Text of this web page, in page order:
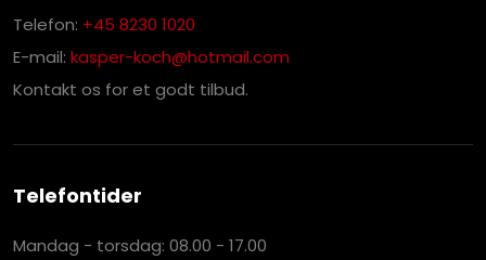
Telefon: +45 8230 1020
E-mail: kasper-koch@hotmail.com
Kontakt os for et godt tilbud.
Telefontider
Mandag - torsdag: 08.00 - 17.00